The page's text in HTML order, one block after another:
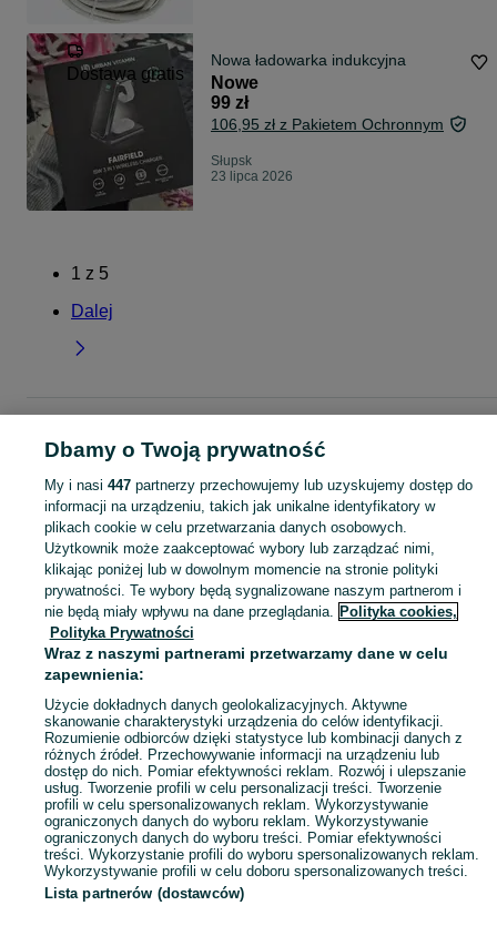
Dostawa gratis
Nowa ładowarka indukcyjna
Nowe
99 zł
106,95 zł z Pakietem Ochronnym
Słupsk
23 lipca 2026
1 z 5
Dalej
Pomorskie
Ładowarki - Słupsk
KATEGORIA
Zobacz
Mapa kategorii
Mapa miejscowości
Mapa ministron
Popularne wyszukiwania
Dbamy o Twoją prywatność
My i nasi 447partnerzy przechowujemy lub uzyskujemy dostęp do
informacji na urządzeniu, takich jak unikalne identyfikatory w
plikach cookie w celu przetwarzania danych osobowych.
Użytkownik może zaakceptować wybory lub zarządzać nimi,
klikając poniżej lub w dowolnym momencie na stronie polityki
prywatności. Te wybory będą sygnalizowane naszym partnerom i
nie będą miały wpływu na dane przeglądania. Polityka cookies,
Polityka Prywatności
Wraz z naszymi partnerami przetwarzamy dane w celu
zapewnienia:
Użycie dokładnych danych geolokalizacyjnych. Aktywne
skanowanie charakterystyki urządzenia do celów identyfikacji.
Rozumienie odbiorców dzięki statystyce lub kombinacji danych z
różnych źródeł. Przechowywanie informacji na urządzeniu lub
dostęp do nich. Pomiar efektywności reklam. Rozwój i ulepszanie
usług. Tworzenie profili w celu personalizacji treści. Tworzenie
profili w celu spersonalizowanych reklam. Wykorzystywanie
ograniczonych danych do wyboru reklam. Wykorzystywanie
ograniczonych danych do wyboru treści. Pomiar efektywności
treści. Wykorzystanie profili do wyboru spersonalizowanych reklam.
Wykorzystywanie profili w celu doboru spersonalizowanych treści.
Lista partnerów (dostawców)